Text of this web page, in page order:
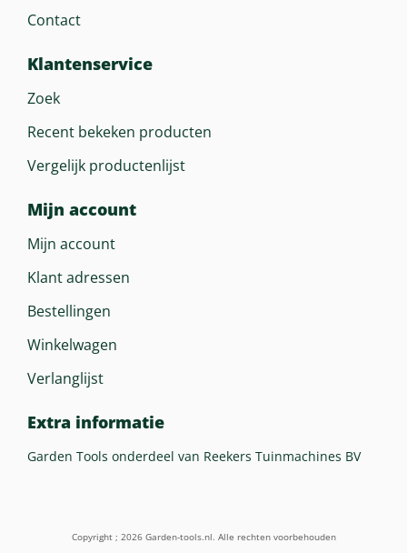
Contact
Klantenservice
Zoek
Recent bekeken producten
Vergelijk productenlijst
Mijn account
Mijn account
Klant adressen
Bestellingen
Winkelwagen
Verlanglijst
Extra informatie
Garden Tools onderdeel van Reekers Tuinmachines BV
Copyright ; 2026 Garden-tools.nl. Alle rechten voorbehouden